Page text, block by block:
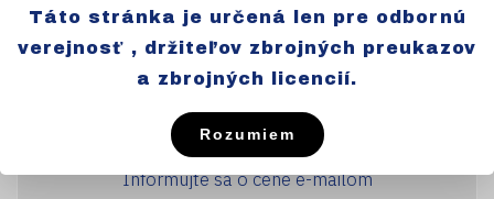
716i TREAD SNAKEBITE SE
Na objednávku
Informujte sa o cene e-mailom
Táto stránka je určená len pre odbornú
verejnosť , držiteľov zbrojných preukazov
a zbrojných licencií.
Rozumiem